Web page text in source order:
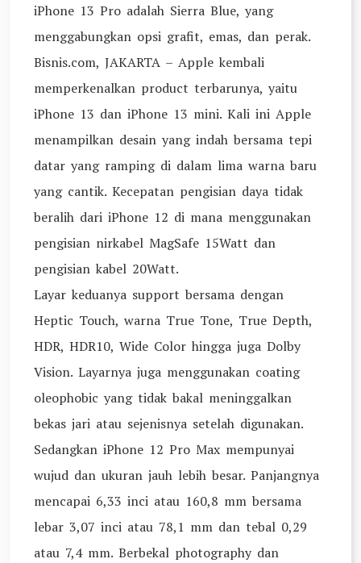
iPhone 13 Pro adalah Sierra Blue, yang
menggabungkan opsi grafit, emas, dan perak.
Bisnis.com, JAKARTA – Apple kembali
memperkenalkan product terbarunya, yaitu
iPhone 13 dan iPhone 13 mini. Kali ini Apple
menampilkan desain yang indah bersama tepi
datar yang ramping di dalam lima warna baru
yang cantik. Kecepatan pengisian daya tidak
beralih dari iPhone 12 di mana menggunakan
pengisian nirkabel MagSafe 15Watt dan
pengisian kabel 20Watt.
Layar keduanya support bersama dengan
Heptic Touch, warna True Tone, True Depth,
HDR, HDR10, Wide Color hingga juga Dolby
Vision. Layarnya juga menggunakan coating
oleophobic yang tidak bakal meninggalkan
bekas jari atau sejenisnya setelah digunakan.
Sedangkan iPhone 12 Pro Max mempunyai
wujud dan ukuran jauh lebih besar. Panjangnya
mencapai 6,33 inci atau 160,8 mm bersama
lebar 3,07 inci atau 78,1 mm dan tebal 0,29
atau 7,4 mm. Berbekal photography dan